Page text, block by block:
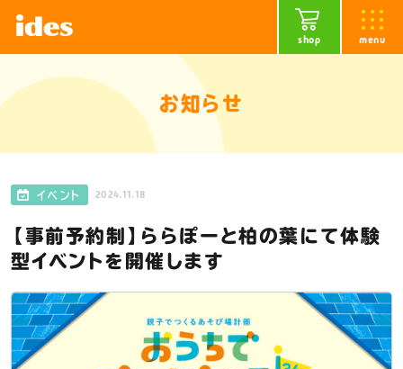
shop menu
お知らせ
イベント 2024.11.18
【事前予約制】ららぽーと柏の葉にて体験
型イベントを開催します